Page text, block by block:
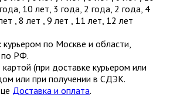
, 10 лет, 3 года, 2 года, 2 года, 4
, 8 лет , 9 лет , 11 лет, 12 лет
курьером по Москве и области,
РФ.
(при доставке курьером или
или при получении в СДЭК.
Доставка и оплата.